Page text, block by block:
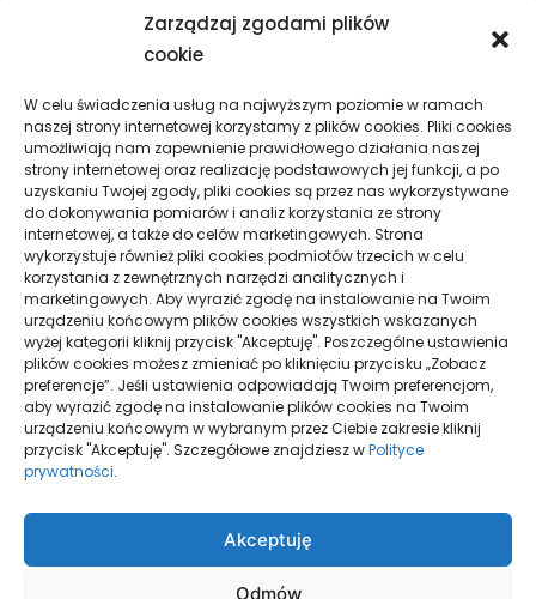
Zarządzaj zgodami plików
cookie
W celu świadczenia usług na najwyższym poziomie w ramach
naszej strony internetowej korzystamy z plików cookies. Pliki cookies
umożliwiają nam zapewnienie prawidłowego działania naszej
strony internetowej oraz realizację podstawowych jej funkcji, a po
uzyskaniu Twojej zgody, pliki cookies są przez nas wykorzystywane
do dokonywania pomiarów i analiz korzystania ze strony
internetowej, a także do celów marketingowych. Strona
wykorzystuje również pliki cookies podmiotów trzecich w celu
korzystania z zewnętrznych narzędzi analitycznych i
marketingowych. Aby wyrazić zgodę na instalowanie na Twoim
urządzeniu końcowym plików cookies wszystkich wskazanych
wyżej kategorii kliknij przycisk "Akceptuję". Poszczególne ustawienia
plików cookies możesz zmieniać po kliknięciu przycisku „Zobacz
preferencje”. Jeśli ustawienia odpowiadają Twoim preferencjom,
aby wyrazić zgodę na instalowanie plików cookies na Twoim
urządzeniu końcowym w wybranym przez Ciebie zakresie kliknij
przycisk "Akceptuję". Szczegółowe znajdziesz wPolityce
prywatności.
Akceptuję
Odmów
Gdy 2FA w Google na Androidzie nie działa
Taxi w praktyce: krótkie trasy, dalsze przejazdy
i spokojna organizacja podróży
Pielęgnacja podłogi po remoncie: jak wydłużyć
dobry efekt
Taxi Nowy Sącz–Znamirowice: plaża i przystań
Strony
Polityka Prywatności
Strona główna